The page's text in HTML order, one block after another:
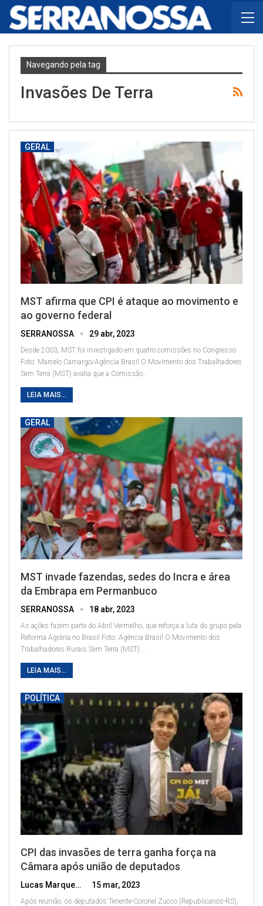
Navegando pela tag
Invasões De Terra
GERAL
MST afirma que CPI é ataque ao movimento e
ao governo federal
SERRANOSSA 29 abr, 2023
Desde 2003, MST foi investigado em quatro comissões no Congresso
Foto: Marcelo Camargo/Agência Brasil O Movimento dos Trabalhadores
Sem Terra (MST) avalia que a Comissão…
LEIA MAIS...
GERAL
MST invade fazendas, sedes do Incra e área
da Embrapa em Permanbuco
SERRANOSSA 18 abr, 2023
As ações fazem parte do Abril Vermelho, que reforça a luta do grupo pela
Reforma Agrária no Brasil Foto: Agência Brasil O Movimento dos
Trabalhadores Rurais Sem Terra (MST) …
LEIA MAIS...
POLÍTICA
CPI das invasões de terra ganha força na
Câmara após união de deputados
Lucas Marques 15 mar, 2023
Após reunião, os deputados Tenente-Coronel Zucco (Republicanos-RS),